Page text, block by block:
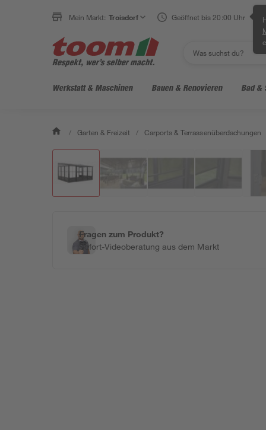
Mein Markt: Troisdorf Geöffnet bis 20:00 Uhr
Werkstatt & Maschinen Bauen & Renovieren Bad &
/ Garten & Freizeit / Carports & Terrassenüberdachungen
Fragen zum Produkt?
Sofort-Videoberatung aus dem Markt